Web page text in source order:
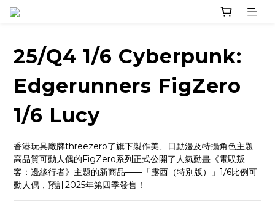
25/Q4 1/6 Cyberpunk:
Edgerunners FigZero
1/6 Lucy
香港玩具廠牌threezero了旗下製作美、日動漫及特攝角色主題
高品質可動人偶的FigZero系列正式公開了人氣動畫《電馭叛
客：邊緣行者》主題的新商品——「露西（特別版）」1/6比例可
動人偶，預計2025年第四季發售！